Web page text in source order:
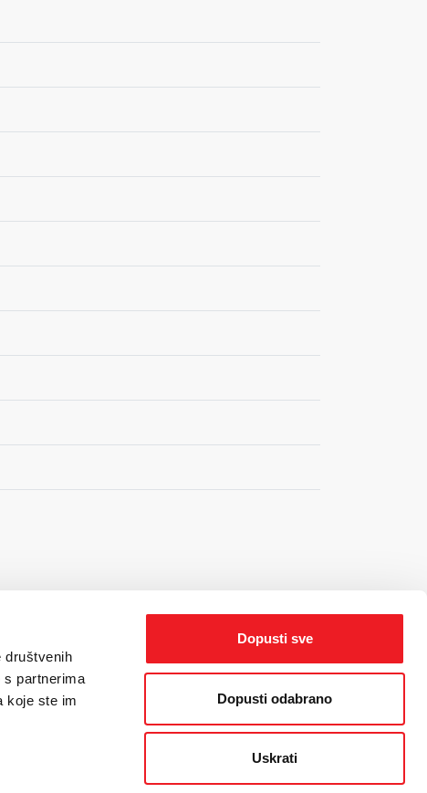
društvenih
s partnerima
koje ste im
Dopusti sve
Dopusti odabrano
Uskrati